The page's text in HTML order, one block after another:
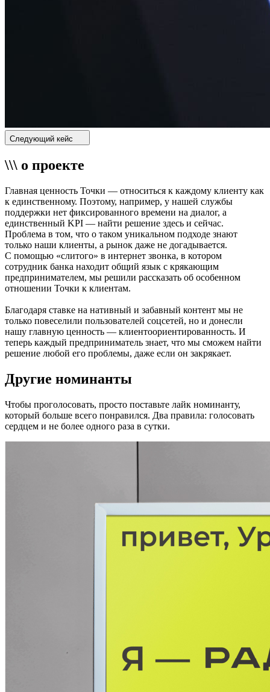
Следующий кейс
\\\ о проекте
Главная ценность Точки — относиться к каждому клиенту как
к единственному. Поэтому, например, у нашей службы
поддержки нет фиксированного времени на диалог, а
единственный KPI — найти решение здесь и сейчас.
Проблема в том, что о таком уникальном подходе знают
только наши клиенты, а рынок даже не догадывается.
С помощью «слитого» в интернет звонка, в котором
сотрудник банка находит общий язык с крякающим
предпринимателем, мы решили рассказать об особенном
отношении Точки к клиентам.
Благодаря ставке на нативный и забавный контент мы не
только повеселили пользователей соцсетей, но и донесли
нашу главную ценность — клиентоориентированность. И
теперь каждый предприниматель знает, что мы сможем найти
решение любой его проблемы, даже если он закрякает.
Другие номинанты
Чтобы проголосовать, просто поставьте лайк номинанту,
который больше всего понравился. Два правила: голосовать
сердцем и не более одного раза в сутки.